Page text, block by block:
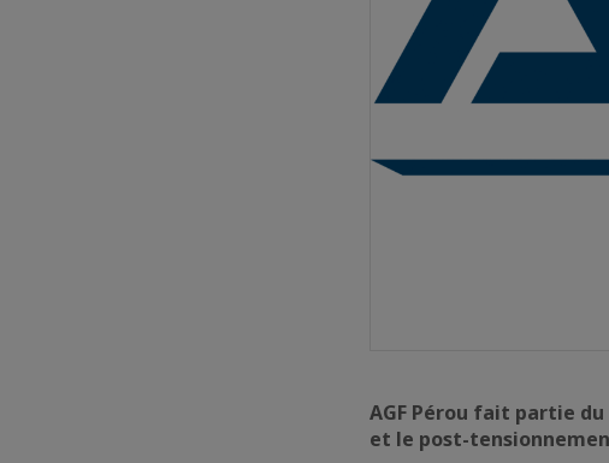
AGF Pérou fait partie du
et le post-